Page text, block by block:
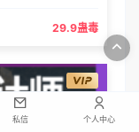
29.9蛊毒
私信 个人中心